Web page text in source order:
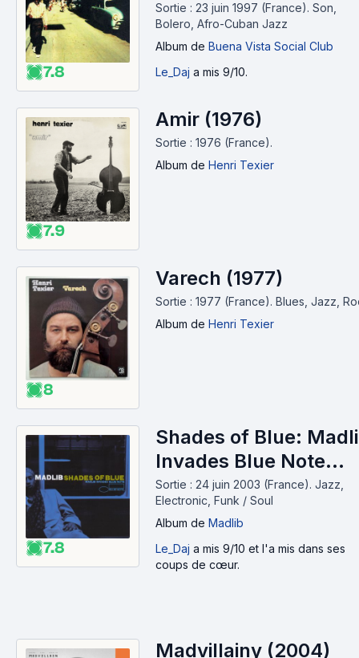
7.8
Sortie : 23 juin 1997 (France). Son,
Bolero, Afro-Cuban Jazz
Album de Buena Vista Social Club
Le_Daj a mis 9/10.
7.9
Amir (1976)
Sortie : 1976 (France).
Album de Henri Texier
8
Varech (1977)
Sortie : 1977 (France). Blues, Jazz,
Album de Henri Texier
7.8
Shades of Blue:
Invades Blue Note
(2003)
Sortie : 24 juin 2003 (France). Jazz,
Electronic, Funk / Soul
Album de Madlib
Le_Daj a mis 9/10 et l'a mis dans ses
coups de cœur.
Madvillainy (2004)